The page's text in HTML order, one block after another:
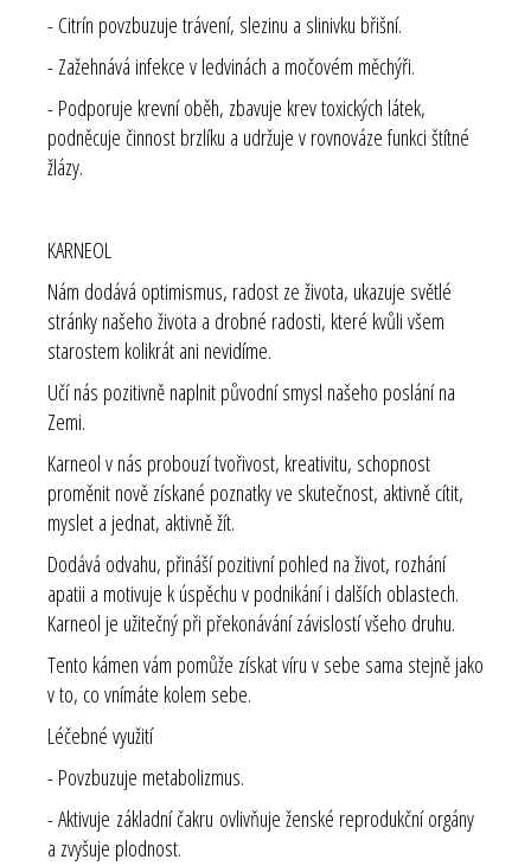
- Citrín povzbuzuje trávení, slezinu a slinivku břišní.
- Zažehnává infekce v ledvinách a močovém měchýři.
- Podporuje krevní oběh, zbavuje krev toxických látek,
podněcuje činnost brzlíku a udržuje v rovnováze funkci štítné
žlázy.
KARNEOL
Nám dodává optimismus, radost ze života, ukazuje světlé
stránky našeho života a drobné radosti, které kvůli všem
starostem kolikrát ani nevidíme.
Učí nás pozitivně naplnit původní smysl našeho poslání na
Zemi.
Karneol v nás probouzí tvořivost, kreativitu, schopnost
proměnit nově získané poznatky ve skutečnost, aktivně cítit,
myslet a jednat, aktivně žít.
Dodává odvahu, přináší pozitivní pohled na život, rozhání
apatii a motivuje k úspěchu v podnikání i dalších oblastech.
Karneol je užitečný při překonávání závislostí všeho druhu.
Tento kámen vám pomůže získat víru v sebe sama stejně jako
v to, co vnímáte kolem sebe.
Léčebné využití
- Povzbuzuje metabolizmus.
- Aktivuje základní čakru ovlivňuje ženské reprodukční orgány
a zvyšuje plodnost.